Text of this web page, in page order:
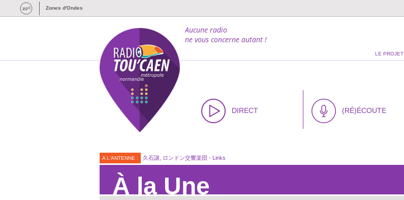
Zones d'Ondes
LE PROJET
Aucune radio
ne vous concerne autant !
DIRECT (RÉ)ÉCOUTE
A L'ANTENNE : 久石譲, ロンドン交響楽団 - Links
À la Une